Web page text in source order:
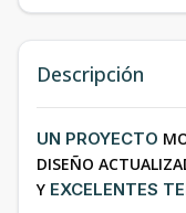
Descripción
UN PROYECTO
DISEÑO
Y EXCELENTES